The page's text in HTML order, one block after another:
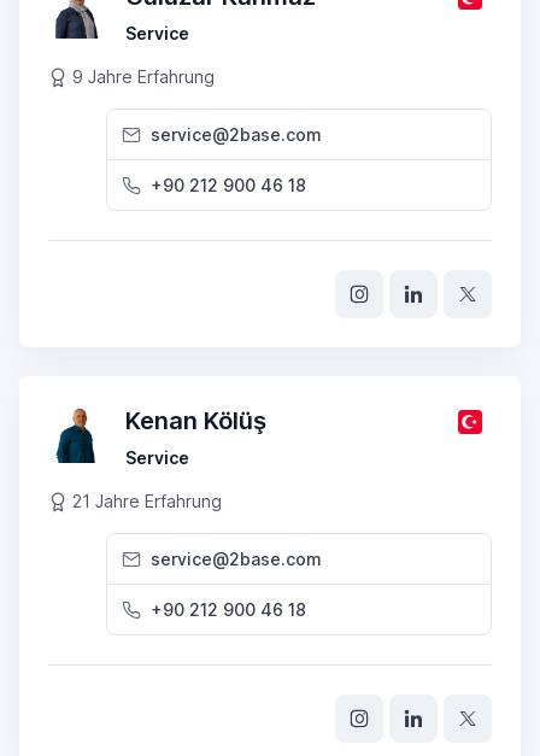
Service
9 Jahre Erfahrung
service@2base.com
+90 212 900 46 18
Kenan Kölüş
Service
21 Jahre Erfahrung
service@2base.com
+90 212 900 46 18